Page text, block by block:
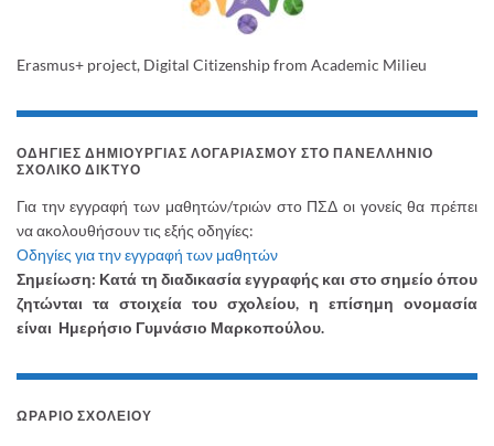
Erasmus+ project, Digital Citizenship from Academic Milieu
ΟΔΗΓΊΕΣ ΔΗΜΙΟΥΡΓΊΑΣ ΛΟΓΑΡΙΑΣΜΟΎ ΣΤΟ ΠΑΝΕΛΛΉΝΙΟ
ΣΧΟΛΙΚΌ ΔΊΚΤΥΟ
Για την εγγραφή των μαθητών/τριών στο ΠΣΔ οι γονείς θα πρέπει
να ακολουθήσουν τις εξής οδηγίες:
Οδηγίες για την εγγραφή των μαθητών
Σημείωση: Κατά τη διαδικασία εγγραφής και στο σημείο όπου
ζητώνται τα στοιχεία του σχολείου, η επίσημη ονομασία
είναι Ημερήσιο Γυμνάσιο Μαρκοπούλου.
ΩΡΆΡΙΟ ΣΧΟΛΕΊΟΥ